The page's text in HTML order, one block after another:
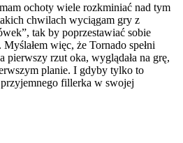
ochoty wiele rozkminiać nad tym
chwilach wyciągam gry z
tak by poprzestawiać sobie
więc, że Tornado spełni
pierwszy rzut oka, wyglądała na grę,
planie. I gdyby tylko to
przyjemnego fillerka w swojej